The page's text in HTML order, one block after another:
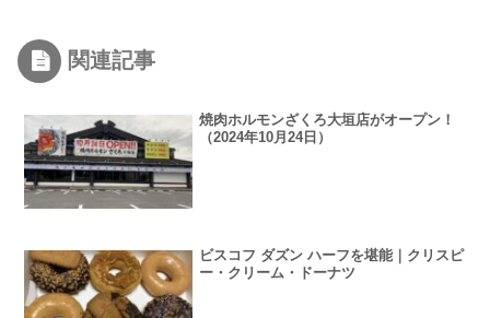
関連記事
焼肉ホルモンざくろ大垣店がオープン！
（2024年10月24日）
ビスコフ ダズン ハーフを堪能｜クリスピ
ー・クリーム・ドーナツ